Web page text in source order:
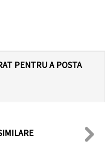
PENTRU A POSTA